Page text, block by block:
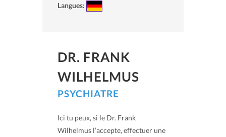
Langues:
DR. FRANK
WILHELMUS
PSYCHIATRE
Ici tu peux, si le Dr. Frank
Wilhelmus l’accepte, effectuer une